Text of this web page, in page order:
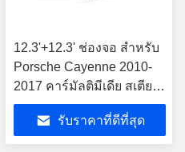
12.3'+12.3' ช่องจอ สําหรับ
Porsche Cayenne 2010-
2017 คาร์มัลติมีเดีย สเตีย
โร GPS CarPlay Player
รับราคาที่ดีที่สุด